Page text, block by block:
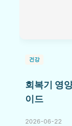
건강
회복기 영
이드
2026-06-22